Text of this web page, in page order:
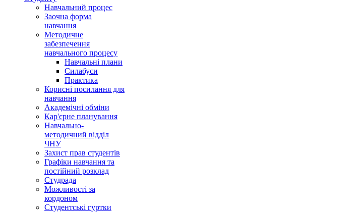
Навчальний процес
Заочна форма
навчання
Методичне
забезпечення
навчального процесу
Навчальні плани
Силабуси
Практика
Корисні посилання для
навчання
Академічні обміни
Кар'єрне планування
Навчально-
методичний відділ
ЧНУ
Захист прав студентів
Графіки навчання та
постійний розклад
Студрада
Можливості за
кордоном
Студентські гуртки